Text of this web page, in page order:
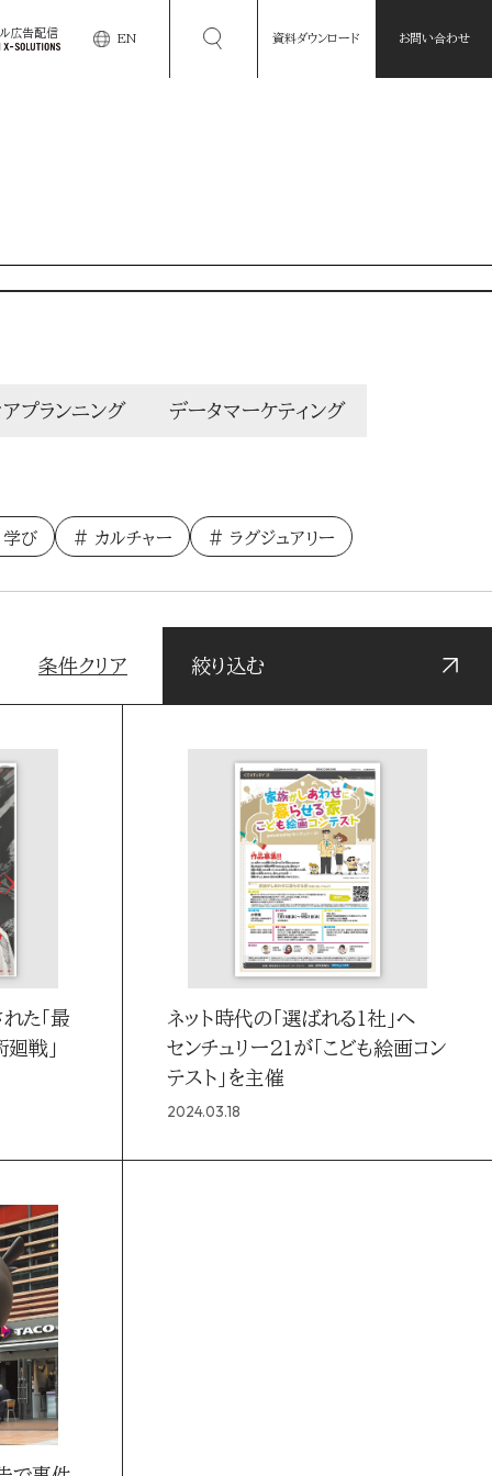
広告配信 EN 資料ダウンロード お問い合わせ
アプランニング データマーケティング
学び カルチャー ラグジュアリー
条件クリア 絞り込む
た「最
戦」
ネット時代の「選ばれる1社」へ
センチュリー21が「こども絵画コン
テスト」を主催
2024.03.18